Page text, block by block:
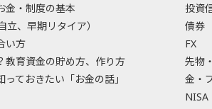
金・制度の基本
立、早期リタイア）
い方
教育資金の貯め方、作り方
ておきたい「お金の話」
投資
債券
FX
先物
金・
NISA